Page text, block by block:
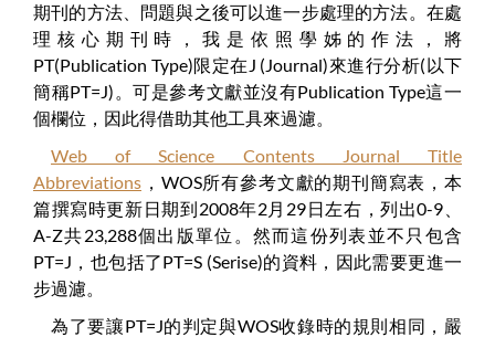
期刊的方法、問題與之後可以進一步處理的方法。在處
理核心期刊時，我是依照學姊的作法，將
PT(Publication Type)限定在J (Journal)來進行分析(以下
簡稱PT=J)。可是參考文獻並沒有Publication Type這一
個欄位，因此得借助其他工具來過濾。
Web of Science Contents Journal Title
Abbreviations ，WOS所有參考文獻的期刊簡寫表，本
篇撰寫時更新日期到2008年2月29日左右，列出0-9、
A-Z共23,288個出版單位。然而這份列表並不只包含
PT=J，也包括了PT=S (Serise)的資料，因此需要更進一
步過濾。
為了要讓PT=J的判定與WOS收錄時的規則相同，嚴